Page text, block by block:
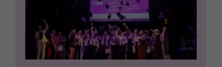
Nécessaire
Ces cookies ne
sont pas
facultatifs. Ils
sont